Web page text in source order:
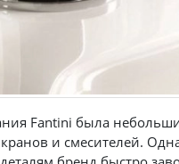
Fantini была
и смесителей.